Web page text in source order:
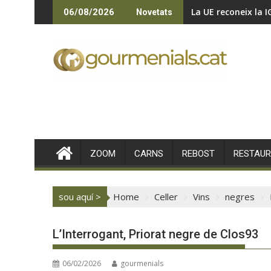
to
06/08/2026 Novetats La UE reconeix la
ZOOM CARNS REBOST
sou aquí > Home Celler Vins negres
L’Interrogant, Priorat negre de Clos93
06/02/2026 gourmenials